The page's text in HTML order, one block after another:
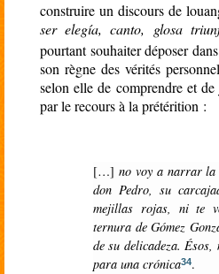
construire un discours de
ser elegía, canto, glosa
pourtant souhaiter déposer
son règne des vérités
selon elle de comprendre et
par le recours à la prétérition :
[…] no voy a narrar la risa a destiempo de
don Pedro, su
mejillas rojas, ni te
ternura de Gómez
de su delicadeza. Ésos,
para una crónica34.